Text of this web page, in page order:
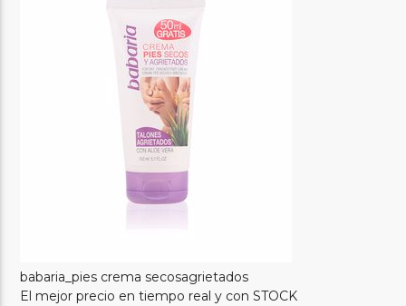
babaria_pies crema secosagrietados
El mejor precio en tiempo real y con STOCK